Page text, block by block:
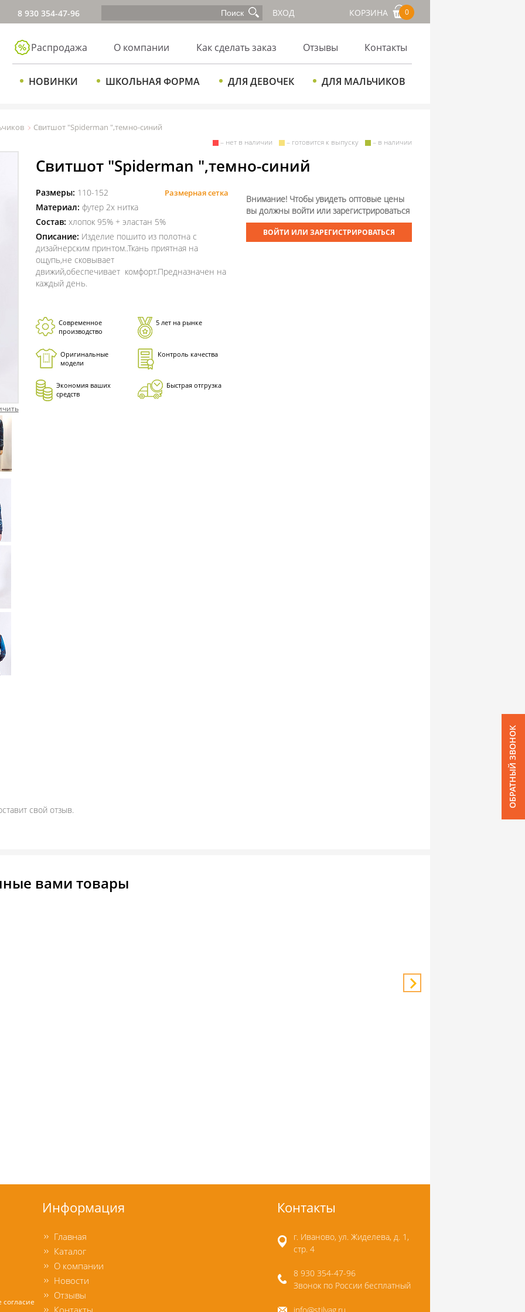
ОБРАТНЫЙ ЗВОНОК
8 930 354-47-96 ВХОД КОРЗИНА 0
Распродажа О компании Как сделать заказ Отзывы Контакты
НОВИНКИ ШКОЛЬНАЯ ФОРМА ДЛЯ ДЕВОЧЕК ДЛЯ МАЛЬЧИКОВ
Свитшот "Spiderman ",темно-синий
– нет в наличии – готовится к выпуску – в наличии
Свитшот "Spiderman ",темно-синий
Размеры: 110-152 Размерная сетка
Материал: футер 2х нитка
Состав: хлопок 95% + эластан 5%
Описание: Изделие пошито из полотна с
дизайнерским принтом..Ткань приятная на
ощупь,не сковывает
движий,обеспечивает комфорт.Предназначен на
каждый день.
Современное
производство
5 лет на рынке
Оригинальные
модели
Контроль качества
Экономия ваших
средств
Быстрая отгрузка
Внимание! Чтобы увидеть оптовые цены
вы должны войти или зарегистрироваться
ВОЙТИ ИЛИ ЗАРЕГИСТРИРОВАТЬСЯ
свой отзыв.
вами товары
Информация
Главная
Каталог
О компании
Новости
Отзывы
Контакты
г. Иваново, ул. Жиделева, д. 1,
стр. 4
8 930 354-47-96
Звонок по России бесплатный